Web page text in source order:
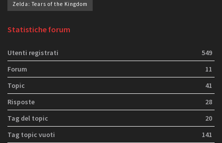
Zelda: Tears of the Kingdom
Statistiche forum
Utenti registrati
549
Forum
11
Topic
41
Risposte
28
Tag del topic
20
Tag topic vuoti
141